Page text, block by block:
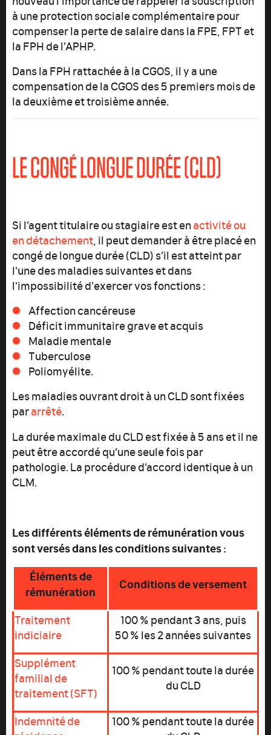
à une protection sociale complémentaire pour
compenser la perte de salaire dans la FPE, FPT et
la FPH de l’APHP.
Dans la FPH rattachée à la CGOS, il y a une
compensation de la CGOS des 5 premiers mois de
la deuxième et troisième année.
LE CONGÉ LONGUE DURÉE (CLD)
Si l’agent titulaire ou stagiaire est enactivité ou
en détachement, il peut demander à être placé en
congé de longue durée (CLD) s’il est atteint par
l'une des maladies suivantes et dans
l'impossibilité d'exercer vos fonctions :
Affection cancéreuse
Déficit immunitaire grave et acquis
Maladie mentale
Tuberculose
Poliomyélite.
Les maladies ouvrant droit à un CLD sont fixées
pararrêté.
La durée maximale du CLD est fixée à 5ans et il ne
peut être accordé qu’une seule fois par
pathologie. La procédure d’accord identique à un
CLM.
Les différents éléments de rémunération vous
sont versés dans les conditions suivantes :
Éléments de
rémunération
Conditions de versement
Traitement
indiciaire
100 % pendant 3 ans, puis
50 % les 2 années suivantes
Supplément
familial de
traitement (SFT)
100 % pendant toute la durée
du CLD
Indemnité de
100 % pendant toute la durée